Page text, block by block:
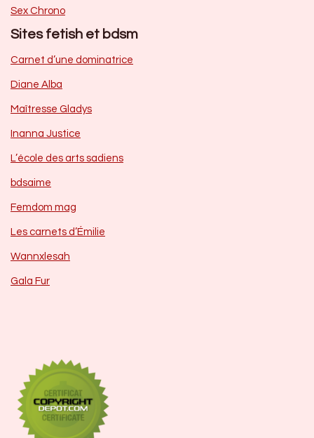
Sex Chrono
Sites fetish et bdsm
Carnet d’une dominatrice
Diane Alba
Maîtresse Gladys
Inanna Justice
L’école des arts sadiens
bdsaime
Femdom mag
Les carnets d’Émilie
Wannxlesah
Gala Fur